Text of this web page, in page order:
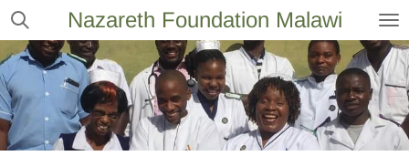
Ga
direct
naar
de
hoofdinhoud
Nazareth Foundation Malawi